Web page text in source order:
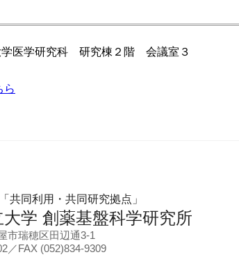
学医学研究科 研究棟２階 会議室３
ら
共同利用・共同研究拠点」
学 創薬基盤科学研究所
市瑞穂区田辺通3-1
／FAX (052)834-9309